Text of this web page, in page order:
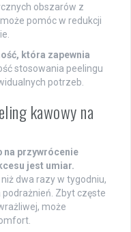
obszarów z
pomóc w redukcji
która zapewnia
stosowania peelingu
potrzeb.
kawowy na
na przywrócenie
jest umiar.
dwa razy w tygodniu,
Zbyt częste
może